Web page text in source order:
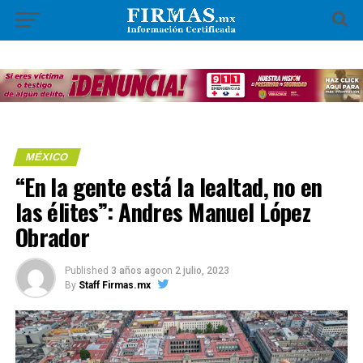
MÉXICO
“En la gente está la lealtad, no en
las élites”: Andres Manuel López
Obrador
Published 3 años agoon 2 julio, 2023
By Staff Firmas.mx